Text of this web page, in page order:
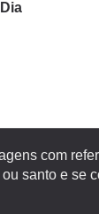
com
santo e se